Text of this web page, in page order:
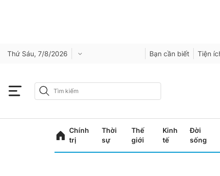
Thứ Sáu, 7/8/2026 Bạn cần biết Tiện
Chính
trị
Thời
sự
Thế
giới
Kinh
tế
Đời
sống